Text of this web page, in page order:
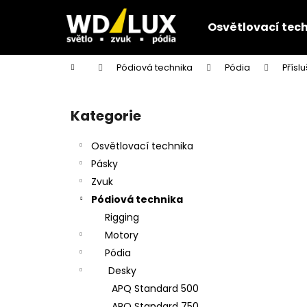
Osvětlovací
Domů Pódiová technika Pódia
Přeskočit
kategorie
Kategorie
Osvětlovací technika
Pásky
Zvuk
Pódiová technika
Rigging
Motory
Pódia
Desky
APQ Standard 500
í
Zpět
do
Zpět
do